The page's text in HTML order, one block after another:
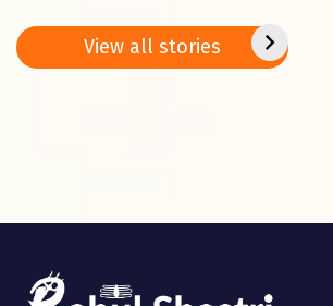
Basant
Panchami
2025
View all stories